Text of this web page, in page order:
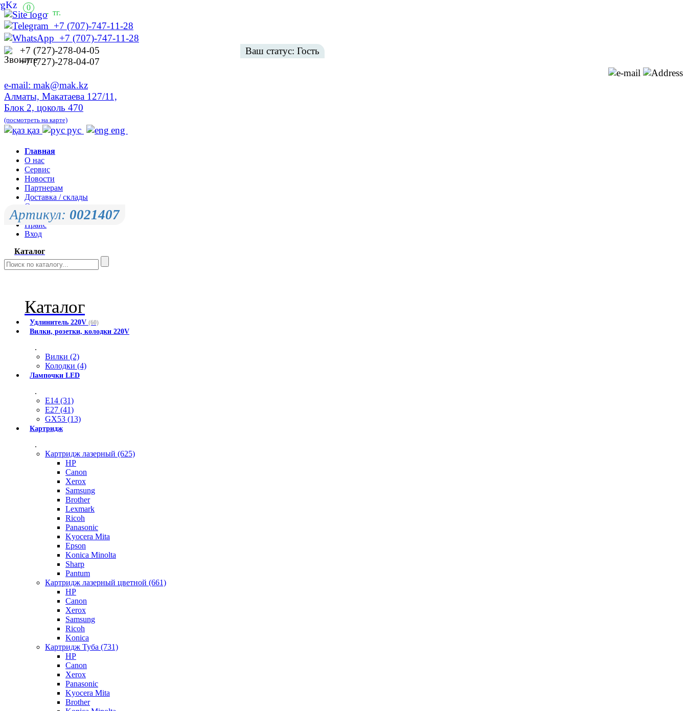
+7 (707)-747-11-28
+7 (707)-747-11-28
+7 (727)-278-04-05
+7 (727)-278-04-07
e-mail: mak@mak.kz
Алматы, Макатаева 127/11,
Блок 2, цоколь 470
(посмотреть на карте)
рус
қаз eng
Ваш статус: Гость
Главная
О нас
Сервис
Новости
Партнерам
Доставка / склады
Оплата
Контакты
Прайс
Вход
Каталог
0
- тг.
Каталог
Удлинитель 220V (60)
Вилки, розетки, колодки 220V
.
Вилки (2)
Колодки (4)
Лампочки LED
.
E14 (31)
E27 (41)
GX53 (13)
Картридж
.
Картридж лазерный (625)
HP
Canon
Xerox
Samsung
Brother
Lexmark
Ricoh
Panasonic
Kyocera Mita
Epson
Konica Minolta
Sharp
Pantum
Картридж лазерный цветной (661)
HP
Canon
Xerox
Samsung
Ricoh
Konica
Картридж Туба (731)
HP
Canon
Xerox
Panasonic
Kyocera Mita
Brother
Артикул: 0021407